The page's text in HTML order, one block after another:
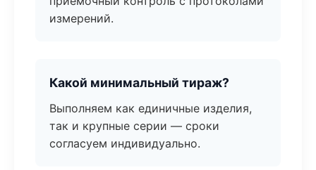
измерений.
Какой минимальный тираж?
Выполняем как единичные изделия,
так и крупные серии — сроки
согласуем индивидуально.